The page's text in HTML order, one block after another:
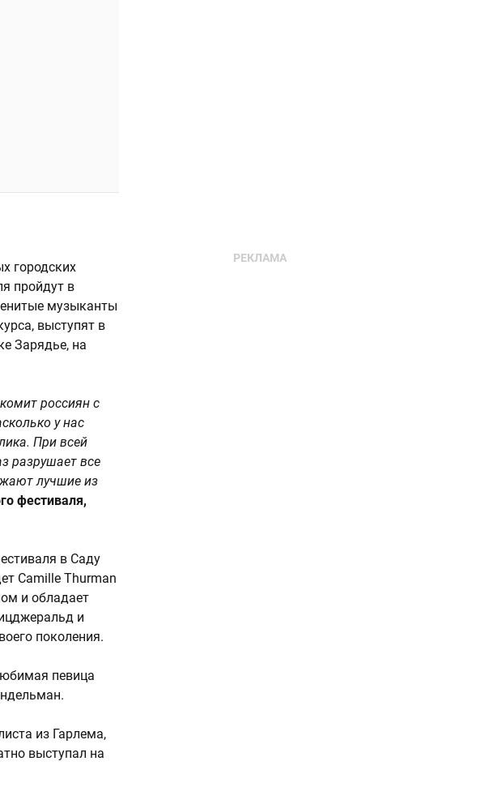
городских
пройдут в
музыканты
выступят в
Зарядье, на
россиян с
у нас
При всей
разрушает все
лучшие из
фестиваля,
в Саду
Camille Thurman
и обладает
и
поколения.
певица
из Гарлема,
выступал на